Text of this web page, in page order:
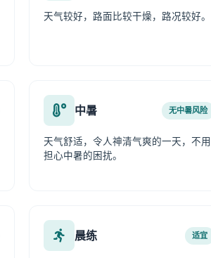
天气较好，路面比较干燥，路况较好。
中暑 无中暑风险
天气舒适，令人神清气爽的一天，不用
担心中暑的困扰。
晨练 适宜